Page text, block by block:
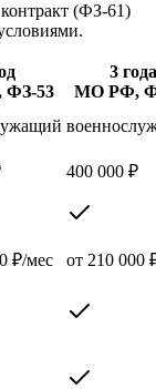
(ФЗ-61)
53
3 года
МО РФ,
400 000 ₽
₽/мес
от 210 000